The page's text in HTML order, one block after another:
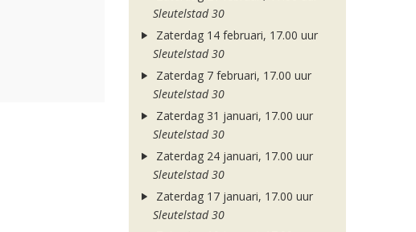
Sleutelstad 30
Zaterdag 14 februari, 17.00 uur
Sleutelstad 30
Zaterdag 7 februari, 17.00 uur
Sleutelstad 30
Zaterdag 31 januari, 17.00 uur
Sleutelstad 30
Zaterdag 24 januari, 17.00 uur
Sleutelstad 30
Zaterdag 17 januari, 17.00 uur
Sleutelstad 30